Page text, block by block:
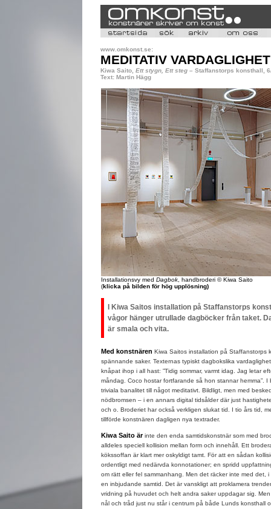
www.omkonst.se:
MEDITATIV VARDAGLIGHET
Kiwa Saito, Ett stygn, Ett steg – Staffanstorps konsthall,
Text: Martin Hägg
Installationsvy med Dagbok , handbroderi © Kiwa Saito
(klicka på bilden för hög upplösning)
I Kiwa Saitos installation på Staffanstorps
vågor hänger utrullade dagböcker från taket.
är smala och vita.
Med konstnären Kiwa Saitos installation på Staffanstorps
spännande saker. Texternas typiskt dagbokslika
knåpat ihop i all hast: ”Tidig sommar, varmt idag. Jag letar
måndag. Coco hostar fortfarande så hon stannar hemma”. I
triviala banalitet till något meditativt. Bildligt, men med
nödbromsen – i en annars digital tidsålder där just
och o. Broderiet har också verkligen slukat tid. I tio års tid,
tillförde konstnären dagligen nya textrader.
Kiwa Saito ärinte den enda samtidskonstnär som med
alldeles speciell kollision mellan form och innehåll. Ett
kökssoffan är klart mer oskyldigt tamt. För att en sådan
ordentligt med nedärvda konnotationer; en spridd
om rätt eller fel sammanhang. Men det räcker inte med det,
en inbjudande samtid. Det är vanskligt att proklamera
vridning på huvudet och helt andra saker uppdagar sig.
nål och tråd just nu står i centrum på både Lunds konsthall